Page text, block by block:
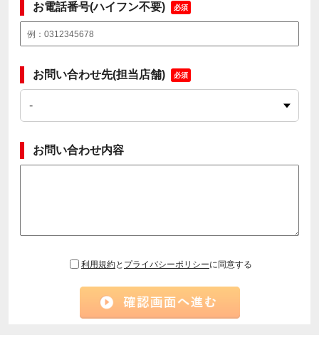
お電話番号(ハイフン不要) 必須
お問い合わせ先(担当店舗) 必須
お問い合わせ内容
利用規約と プライバシーポリシーに同意する